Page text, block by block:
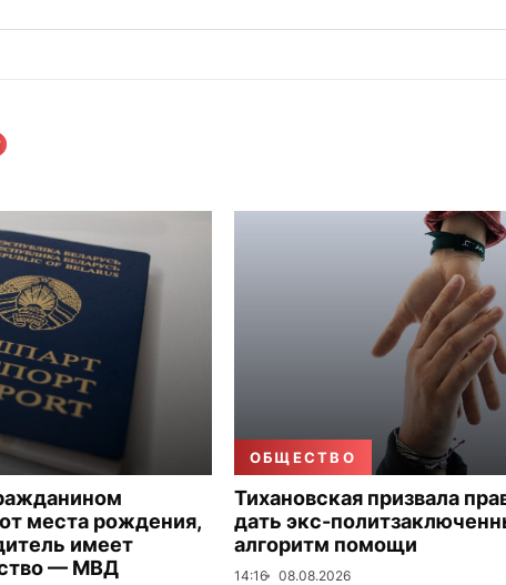
места рождения,
имеет
— МВД
ОБЩЕСТВО
Тихановская призвала
дать экс-
алгоритм помощи
14:16 08.08.2026